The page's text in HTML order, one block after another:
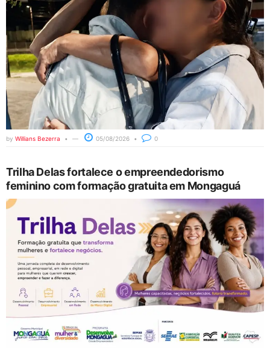
by Willians Bezerra 05/08/2026 0
Trilha Delas fortalece o empreendedorismo
feminino com formação gratuita em Mongaguá